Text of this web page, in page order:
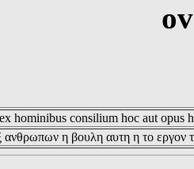
hominibus consilium hoc aut opus
ανθρωπων η βουλη αυτη η το εργον